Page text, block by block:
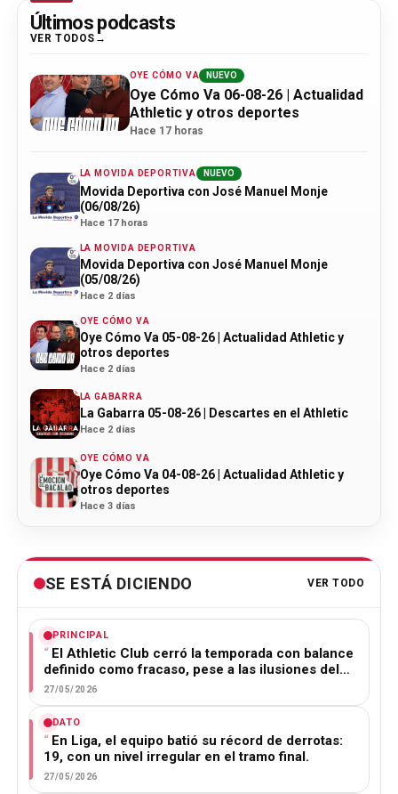
Últimos podcasts
VER TODOS
OYE CÓMO VA NUEVO
Oye Cómo Va 06-08-26 | Actualidad
Athletic y otros deportes
Hace 17 horas
LA MOVIDA DEPORTIVA NUEVO
Movida Deportiva con José Manuel Monje
(06/08/26)
Hace 17 horas
LA MOVIDA DEPORTIVA
Movida Deportiva con José Manuel Monje
(05/08/26)
Hace 2 días
OYE CÓMO VA
Oye Cómo Va 05-08-26 | Actualidad Athletic y
otros deportes
Hace 2 días
LA GABARRA
La Gabarra 05-08-26 | Descartes en el Athletic
Hace 2 días
OYE CÓMO VA
Oye Cómo Va 04-08-26 | Actualidad Athletic y
otros deportes
Hace 3 días
SE ESTÁ DICIENDO VER TODO
PRINCIPAL
El Athletic Club cerró la temporada con balance
definido como fracaso, pese a las ilusiones del…
27/05/2026
DATO
En Liga, el equipo batió su récord de derrotas:
19, con un nivel irregular en el tramo final.
27/05/2026